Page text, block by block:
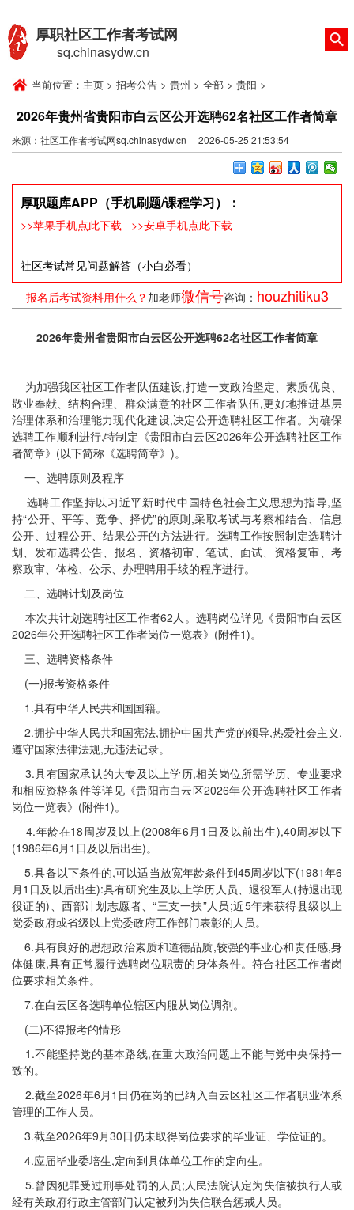
厚职社区工作者考试网
sq.chinasydw.cn
当前位置： 主页 > 招考公告 > 贵州 > 全部 > 贵阳 >
2026年贵州省贵阳市白云区公开选聘62名社区工作者简章
来源：社区工作者考试网sq.chinasydw.cn 2026-05-25 21:53:54
厚职题库APP（手机刷题/课程学习）：
>>苹果手机点此下载 >>安卓手机点此下载
社区考试常见问题解答（小白必看）
报名后考试资料用什么？ 加老师微信号咨询： houzhitiku3
2026年贵州省贵阳市白云区公开选聘62名社区工作者简章
为加强我区社区工作者队伍建设,打造一支政治坚定、素质优良、
敬业奉献、结构合理、群众满意的社区工作者队伍,更好地推进基层
治理体系和治理能力现代化建设,决定公开选聘社区工作者。为确保
选聘工作顺利进行,特制定《贵阳市白云区2026年公开选聘社区工作
者简章》(以下简称《选聘简章》)。
一、选聘原则及程序
选聘工作坚持以习近平新时代中国特色社会主义思想为指导,坚
持“公开、平等、竞争、择优”的原则,采取考试与考察相结合、信息
公开、过程公开、结果公开的方法进行。选聘工作按照制定选聘计
划、发布选聘公告、报名、资格初审、笔试、面试、资格复审、考
察政审、体检、公示、办理聘用手续的程序进行。
二、选聘计划及岗位
本次共计划选聘社区工作者62人。选聘岗位详见《贵阳市白云区
2026年公开选聘社区工作者岗位一览表》(附件1)。
三、选聘资格条件
(一)报考资格条件
1.具有中华人民共和国国籍。
2.拥护中华人民共和国宪法,拥护中国共产党的领导,热爱社会主义,
遵守国家法律法规,无违法记录。
3.具有国家承认的大专及以上学历,相关岗位所需学历、专业要求
和相应资格条件等详见《贵阳市白云区2026年公开选聘社区工作者
岗位一览表》(附件1)。
4.年龄在18周岁及以上(2008年6月1日及以前出生),40周岁以下
(1986年6月1日及以后出生)。
5.具备以下条件的,可以适当放宽年龄条件到45周岁以下(1981年6
月1日及以后出生):具有研究生及以上学历人员、退役军人(持退出现
役证的)、西部计划志愿者、“三支一扶”人员;近5年来获得县级以上
党委政府或省级以上党委政府工作部门表彰的人员。
6.具有良好的思想政治素质和道德品质,较强的事业心和责任感,身
体健康,具有正常履行选聘岗位职责的身体条件。符合社区工作者岗
位要求相关条件。
7.在白云区各选聘单位辖区内服从岗位调剂。
(二)不得报考的情形
1.不能坚持党的基本路线,在重大政治问题上不能与党中央保持一
致的。
2.截至2026年6月1日仍在岗的已纳入白云区社区工作者职业体系
管理的工作人员。
3.截至2026年9月30日仍未取得岗位要求的毕业证、学位证的。
4.应届毕业委培生,定向到具体单位工作的定向生。
5.曾因犯罪受过刑事处罚的人员;人民法院认定为失信被执行人或
经有关政府行政主管部门认定被列为失信联合惩戒人员。